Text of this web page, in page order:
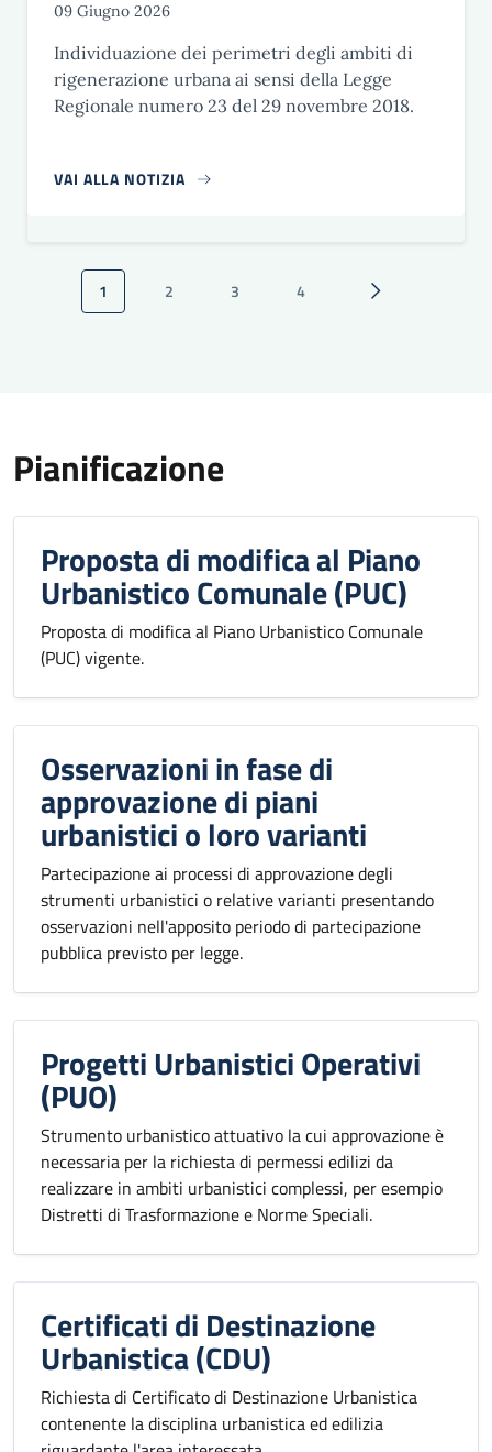
09 Giugno 2026
Individuazione dei perimetri degli ambiti di
rigenerazione urbana ai sensi della Legge
Regionale numero 23 del 29 novembre 2018.
VAI ALLA NOTIZIA
Paginazione
Pagina attuale
1 Pagina
2 Pagina
3 Pagina
4 Pagina successiva
Pianificazione
Proposta di modifica al Piano
Urbanistico Comunale (PUC)
Proposta di modifica al Piano Urbanistico Comunale
(PUC) vigente.
Osservazioni in fase di
approvazione di piani
urbanistici o loro varianti
Partecipazione ai processi di approvazione degli
strumenti urbanistici o relative varianti presentando
osservazioni nell'apposito periodo di partecipazione
pubblica previsto per legge.
Progetti Urbanistici Operativi
(PUO)
Strumento urbanistico attuativo la cui approvazione è
necessaria per la richiesta di permessi edilizi da
realizzare in ambiti urbanistici complessi, per esempio
Distretti di Trasformazione e Norme Speciali.
Certificati di Destinazione
Urbanistica (CDU)
Richiesta di Certificato di Destinazione Urbanistica
contenente la disciplina urbanistica ed edilizia